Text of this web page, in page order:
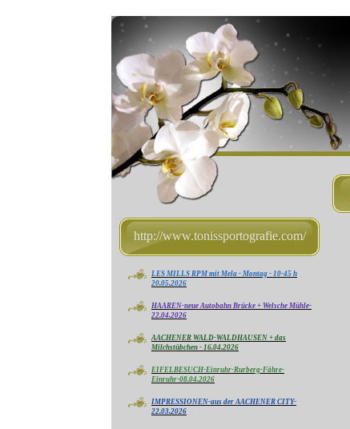
http://www.tonissportografie.com/
LES MILLS RPM mit Mela - Montag - 10-45 h
20.05.2026
HAAREN-neue Autobahn Brücke + Welsche Mühle-
22.04.2026
AACHENER WALD-WALDHAUSEN + das
Milchstübchen - 16.04.2026
EIFELBESUCH-Einruhr-Rurberg-Fähre-
Einruhr-08.04.2026
IMPRESSIONEN-aus der AACHENER CITY-
22.03.2026